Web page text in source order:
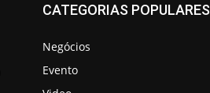
CATEGORIAS POPULARES
Negócios
Evento